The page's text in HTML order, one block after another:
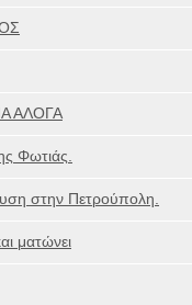
ΑΛΟΓΑ
Φωτιάς.
στην Πετρούπολη.
ματώνει